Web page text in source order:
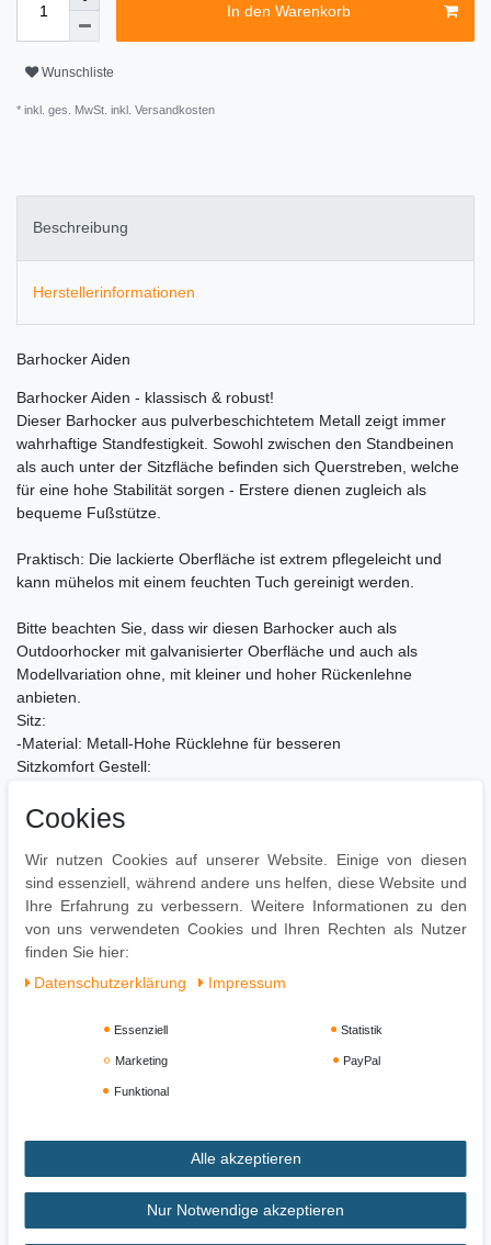
In den Warenkorb
Wunschliste
* inkl. ges. MwSt. inkl. Versandkosten
Beschreibung
Herstellerinformationen
Barhocker Aiden
Barhocker Aiden - klassisch & robust!
Dieser Barhocker aus pulverbeschichtetem Metall zeigt immer
wahrhaftige Standfestigkeit. Sowohl zwischen den Standbeinen
als auch unter der Sitzfläche befinden sich Querstreben, welche
für eine hohe Stabilität sorgen - Erstere dienen zugleich als
bequeme Fußstütze.
Praktisch: Die lackierte Oberfläche ist extrem pflegeleicht und
kann mühelos mit einem feuchten Tuch gereinigt werden.
Bitte beachten Sie, dass wir diesen Barhocker auch als
Outdoorhocker mit galvanisierter Oberfläche und auch als
Modellvariation ohne, mit kleiner und hoher Rückenlehne
anbieten.
Sitz:
-Material: Metall-Hohe Rücklehne für besseren
Sitzkomfort Gestell:
FußstützeBesonderheiten:
auch nach mehreren StundenPflegehinweise:
-Extrem pflegeleicht-Kann mühelos mit einem feuchten Tuch
gereinigt werden
Cookies
Wir nutzen Cookies auf unserer Website. Einige von diesen
sind essenziell, während andere uns helfen, diese Website und
Ihre Erfahrung zu verbessern. Weitere Informationen zu den
von uns verwendeten Cookies und Ihren Rechten als Nutzer
finden Sie hier:
Daten­schutz­erklärung
Impressum
Essenziell Statistik
Marketing PayPal
Funktional
Alle akzeptieren
Nur Notwendige akzeptieren